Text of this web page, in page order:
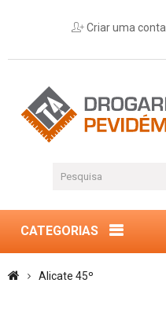
Criar uma conta
CATEGORIAS
Alicate 45º